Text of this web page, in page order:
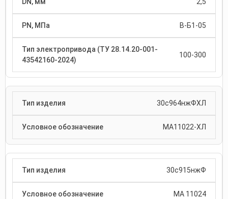
2,5
В-Б1-05
100-300
30с964нжФХЛ
МА11022-ХЛ
30с915нжФ
МА 11024